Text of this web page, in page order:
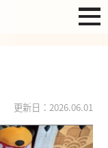
更新日：2026.06.01